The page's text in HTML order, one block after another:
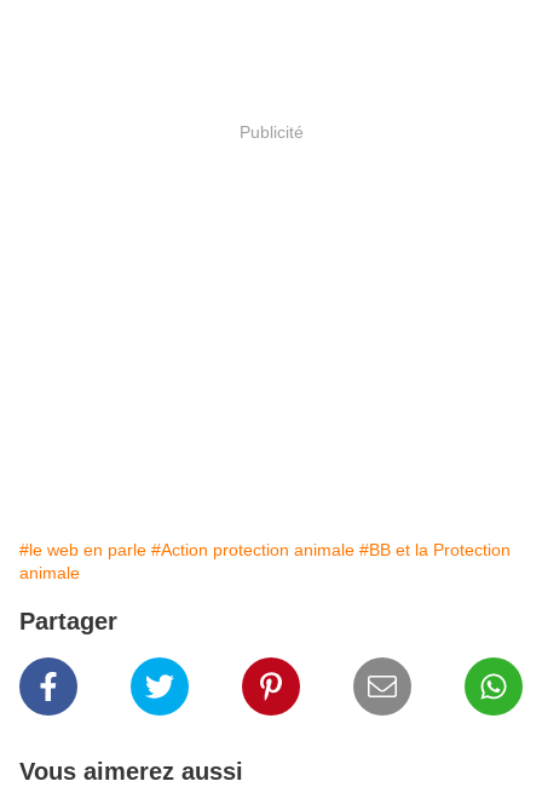
Publicité
#le web en parle #Action protection animale #BB et la Protection
animale
Partager
Vous aimerez aussi